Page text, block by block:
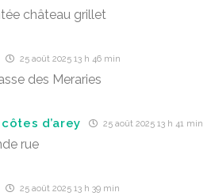
château grillet
25 août 2025 13 h 46 min
des Meraries
d’arey 25 août 2025 13 h 41 min
rue
25 août 2025 13 h 39 min